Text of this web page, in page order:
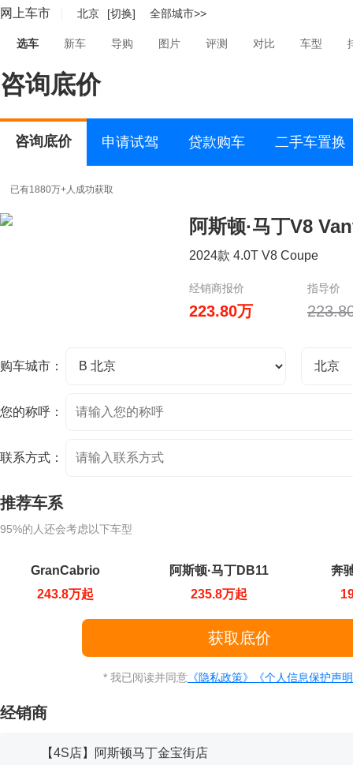
网上车市 北京 [切换] 全部城市>>
选车 新车 导购 图片 评测 对比 车型
咨询底价
咨询底价 申请试驾 贷款购车 二手车置换
已有1880万+人成功获取
阿斯顿·马丁V8
2024款 4.0T V8 Coupe
经销商报价 指导价
223.80万
购车城市：
您的称呼：
联系方式：
推荐车系
95%的人还会考虑以下车型
GranCabrio
243.8万起
阿斯顿·马丁DB11
235.8万起
奔
* 我已阅读并同意 《隐私政策》 《个人信息保护声
经销商
【4S店】阿斯顿马丁金宝街店